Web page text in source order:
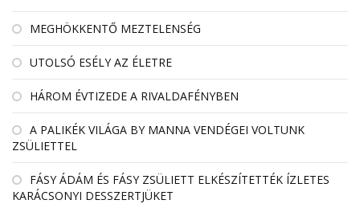
MEGHÖKKENTŐ MEZTELENSÉG
UTOLSÓ ESÉLY AZ ÉLETRE
HÁROM ÉVTIZEDE A RIVALDAFÉNYBEN
A PALIKÉK VILÁGA BY MANNA VENDÉGEI VOLTUNK
ZSÜLIETTEL
FÁSY ÁDÁM ÉS FÁSY ZSÜLIETT ELKÉSZÍTETTÉK ÍZLETES
KARÁCSONYI DESSZERTJÜKET